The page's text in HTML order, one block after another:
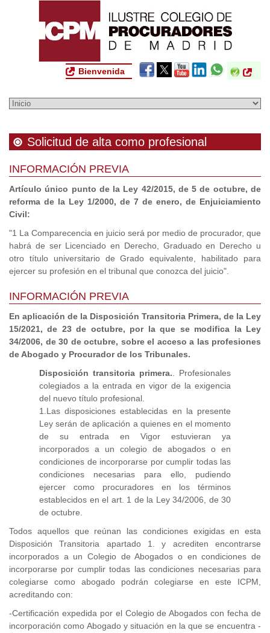
Bienvenida
Solicitud de alta como profesional
INFORMACIÓN PREVIA
Artículo único punto de la Ley 42/2015, de 5 de octubre, de
reforma de la Ley 1/2000, de 7 de enero, de Enjuiciamiento
Civil:
"1 La Comparecencia en juicio será por medio de procurador, que
habrá de ser Licenciado en Derecho, Graduado en Derecho u
otro título universitario de Grado equivalente, habilitado para
ejercer su profesión en el tribunal que conozca del juicio".
INFORMACIÓN PREVIA
En aplicación de la Disposición Transitoria Primera, de la Ley
15/2021, de 23 de octubre, por la que se modifica la Ley
34/2006, de 30 de octubre, sobre el acceso a las profesiones
de Abogado y Procurador de los Tribunales.
Disposición transitoria primera.. Profesionales
colegiados a la entrada en vigor de la exigencia
del nuevo título profesional.
1.Las disposiciones establecidas en la presente
Ley serán de aplicación a quienes en el momento
de su entrada en Vigor estuvieran ya
incorporados a un colegio de abogados o en
condiciones de incorporarse por cumplir todas las
condiciones necesarias para ello, pudiendo
ejercer como procuradores en los términos
establecidos en el art. 1 de la Ley 34/2006, de 30
de octubre.
Todos aquellos que reúnan las condiciones exigidas en esta
Disposición Transitoria apartado 1. y acrediten encontrarse
incorporados a un Colegio de Abogados o en condiciones de
incorporarse por cumplir todas las condiciones necesarias para
colegiarse como abogado podrán colegiarse en este ICPM,
acreditando con:
-Certificación expedida por el Colegio de Abogados con fecha de
incorporación como Abogado y situación en la que se encuentra -